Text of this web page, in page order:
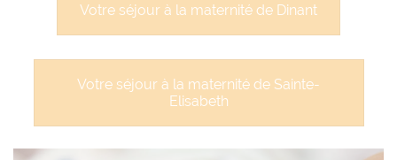
Votre séjour à la maternité de Dinant
Votre séjour à la maternité de Sainte-
Elisabeth